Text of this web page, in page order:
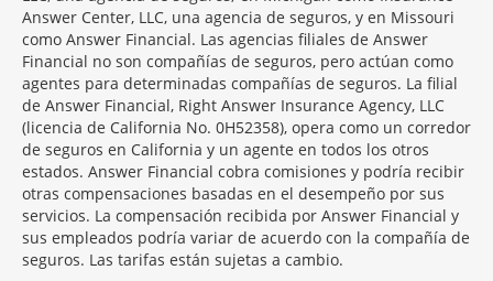
Answer Center, LLC, una agencia de seguros, y en Missouri
como Answer Financial. Las agencias filiales de Answer
Financial no son compañías de seguros, pero actúan como
agentes para determinadas compañías de seguros. La filial
de Answer Financial, Right Answer Insurance Agency, LLC
(licencia de California No. 0H52358), opera como un corredor
de seguros en California y un agente en todos los otros
estados. Answer Financial cobra comisiones y podría recibir
otras compensaciones basadas en el desempeño por sus
servicios. La compensación recibida por Answer Financial y
sus empleados podría variar de acuerdo con la compañía de
seguros. Las tarifas están sujetas a cambio.